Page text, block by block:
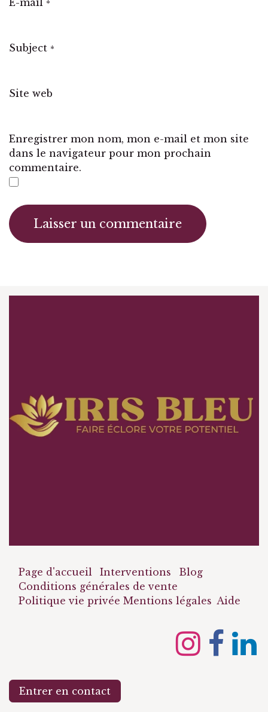
E-mail *
Subject *
Site web
Enregistrer mon nom, mon e-mail et mon site
dans le navigateur pour mon prochain
commentaire.
Laisser un commentaire
Page d'accueil Interventions
Blog
Conditions générales de vente
Politique vie privée Mentions légales Aide
Entrer en contact